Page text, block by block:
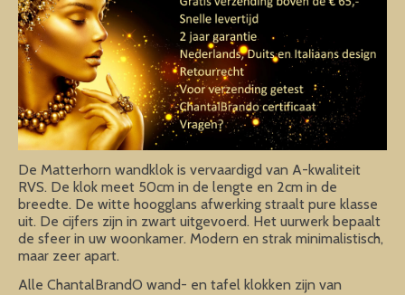
De Matterhorn wandklok is vervaardigd van A-kwaliteit
RVS. De klok meet 50cm in de lengte en 2cm in de
breedte. De witte hoogglans afwerking straalt pure klasse
uit. De cijfers zijn in zwart uitgevoerd. Het uurwerk bepaalt
de sfeer in uw woonkamer. Modern en strak minimalistisch,
maar zeer apart.
Alle ChantalBrandO wand- en tafel klokken zijn van